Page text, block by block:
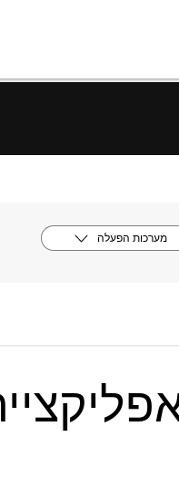
מערכות הפעלה